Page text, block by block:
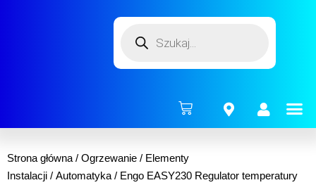
Strona główna / Ogrzewanie / Elementy
Instalacji / Automatyka / Engo EASY230 Regulator temperatury